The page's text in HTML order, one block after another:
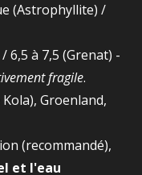
(Astrophyllite) /
6,5 à 7,5 (Grenat) -
fragile.
Groenland,
(recommandé),
et l'eau